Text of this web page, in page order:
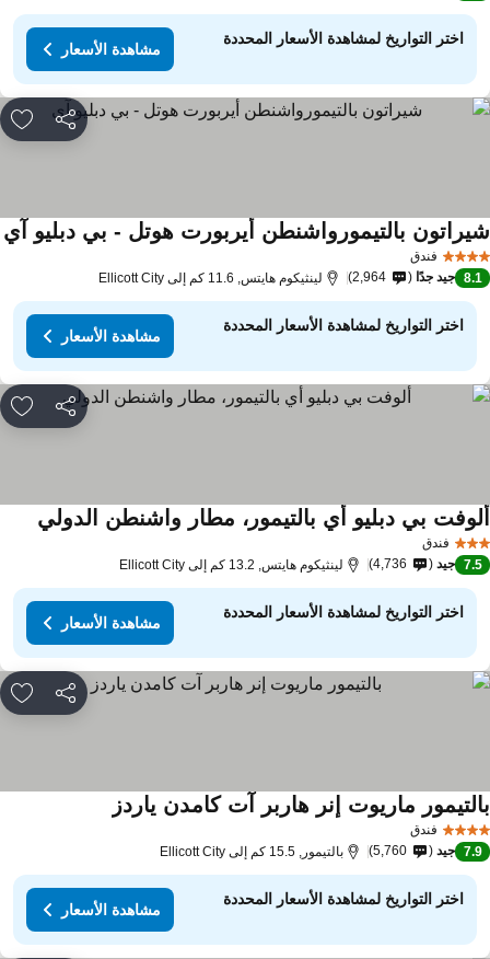
اختر التواريخ لمشاهدة الأسعار المحددة
مشاهدة الأسعار
مشاركة
فندق
بالتيمورواشنطن أيربورت هوتل - بي دبليو آي
8.1 جيد جدًا 2,964 لينثيكوم هايتس, 11.6 كم إلى Ellicott City
اختر التواريخ لمشاهدة الأسعار المحددة
مشاهدة الأسعار
مشاركة
فندق
بي دبليو أي بالتيمور، مطار واشنطن الدولي
7.5 جيد 4,736 لينثيكوم هايتس, 13.2 كم إلى Ellicott City
اختر التواريخ لمشاهدة الأسعار المحددة
مشاهدة الأسعار
مشاركة
فندق
ماريوت إنر هاربر آت كامدن ياردز
7.9 جيد 5,760 بالتيمور, 15.5 كم إلى Ellicott City
اختر التواريخ لمشاهدة الأسعار المحددة
مشاهدة الأسعار